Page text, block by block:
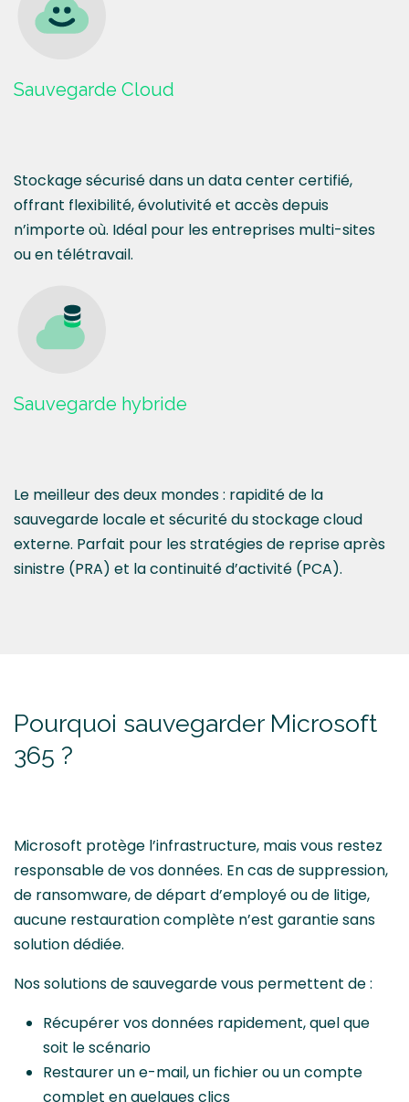
Sauvegarde Cloud
Stockage sécurisé dans un data center certifié,
offrant flexibilité, évolutivité et accès depuis
n’importe où. Idéal pour les entreprises multi-sites
ou en télétravail.
Sauvegarde hybride
Le meilleur des deux mondes : rapidité de la
sauvegarde locale et sécurité du stockage cloud
externe. Parfait pour les stratégies de reprise après
sinistre (PRA) et la continuité d’activité (PCA).
Pourquoi sauvegarder Microsoft
365 ?
Microsoft protège l’infrastructure, mais vous restez
responsable de vos données. En cas de suppression,
de ransomware, de départ d’employé ou de litige,
aucune restauration complète n’est garantie sans
solution dédiée.
Nos solutions de sauvegarde vous permettent de :
Récupérer vos données rapidement, quel que
soit le scénario
Restaurer un e-mail, un fichier ou un compte
complet en quelques clics